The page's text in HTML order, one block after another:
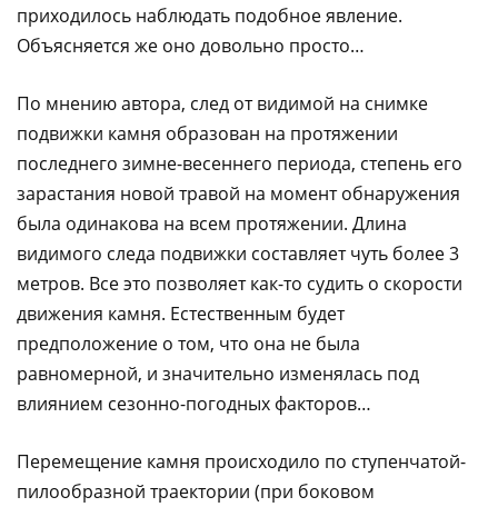
приходилось наблюдать подобное явление.
Объясняется же оно довольно просто…
По мнению автора, след от видимой на снимке
подвижки камня образован на протяжении
последнего зимне-весеннего периода, степень его
зарастания новой травой на момент обнаружения
была одинакова на всем протяжении. Длина
видимого следа подвижки составляет чуть более 3
метров. Все это позволяет как-то судить о скорости
движения камня. Естественным будет
предположение о том, что она не была
равномерной, и значительно изменялась под
влиянием сезонно-погодных факторов…
Перемещение камня происходило по ступенчатой-
пилообразной траектории (при боковом